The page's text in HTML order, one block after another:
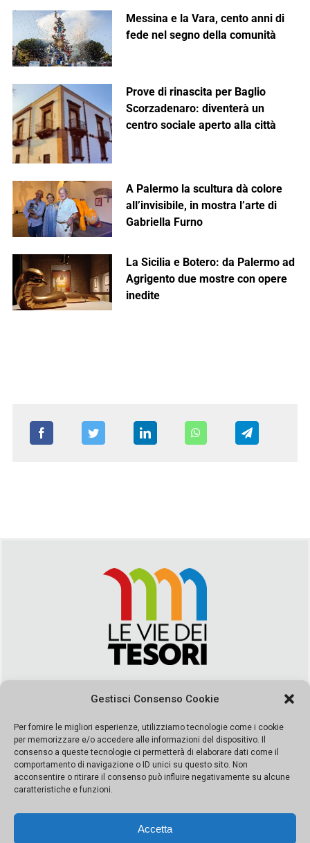
Gestisci Consenso Cookie
Per fornire le migliori esperienze, utilizziamo tecnologie come i cookie
per memorizzare e/o accedere alle informazioni del dispositivo. Il
consenso a queste tecnologie ci permetterà di elaborare dati come il
comportamento di navigazione o ID unici su questo sito. Non
acconsentire o ritirare il consenso può influire negativamente su alcune
caratteristiche e funzioni.
Accetta
Messina e la Vara, cento anni di
fede nel segno della comunità
Prove di rinascita per Baglio
Scorzadenaro: diventerà un
centro sociale aperto alla città
A Palermo la scultura dà colore
all’invisibile, in mostra l’arte di
Gabriella Furno
La Sicilia e Botero: da Palermo ad
Agrigento due mostre con opere
inedite
segreteria@leviedeitesori.it
Direttore ResponsabileMarcello Barbaro – Aut. del tribunale di
Palermo n. 19 del 2017 iscrizione al roc numero 37003 Editore
Porta Felice Srl. Sede legale: Via Libertà 93 – 90143 Palermo
Società iscritta alla Camera di Commercio di Palermo Ufficio
065228208251 Capitale 10000 euro IV